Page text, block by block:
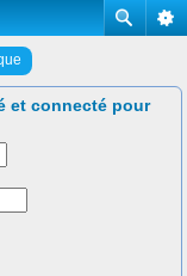
et connecté pour